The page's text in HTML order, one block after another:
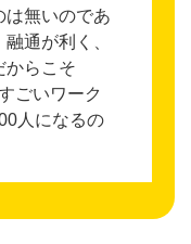
は無いのであ
通が利く、
からこそ
ごいワーク
人になるの